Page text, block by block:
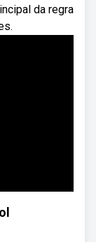
da regra